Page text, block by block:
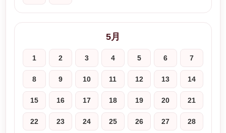
5月
1 2 3 4 5 6 7
8 9 10 11 12 13 14
15 16 17 18 19 20 21
22 23 24 25 26 27 28